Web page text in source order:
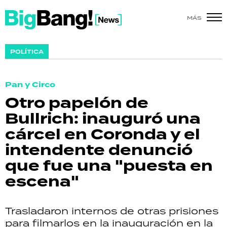
MÁS
POLÍTICA
Pan y Circo
Otro papelón de
Bullrich: inauguró una
cárcel en Coronda y el
intendente denunció
que fue una "puesta en
escena"
Trasladaron internos de otras prisiones
para filmarlos en la inauguración en la
SHOW
ACTUALIDAD
POLICIALES
ECONOMÍA
GRAN HERMANO
SALUD
DEPORTES